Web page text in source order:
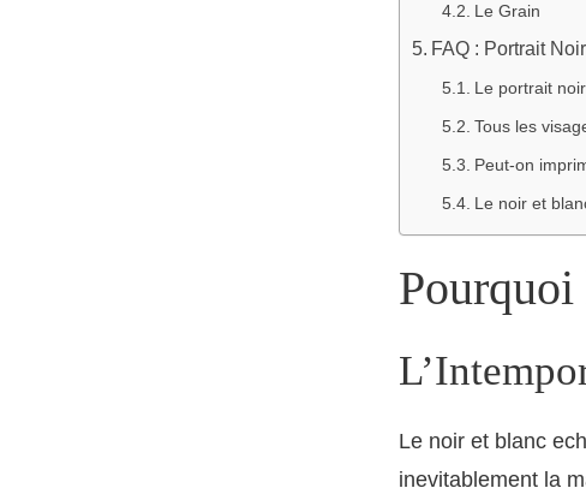
Le Grain
FAQ : Portrait
Le portrait
Tous les
Peut-on
Le noir et
Le noir et blanc
inevitablement la